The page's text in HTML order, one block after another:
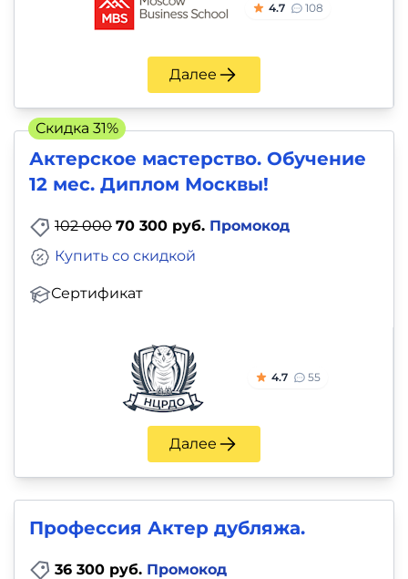
4.7 108
Далее
Актерское мастерство. Обучение
12 мес. Диплом Москвы!
102 000 70 300 руб. Промокод
Сертификат
Купить со скидкой
4.7 55
Далее
Скидка 31%
Профессия Актер дубляжа.
36 300 руб. Промокод